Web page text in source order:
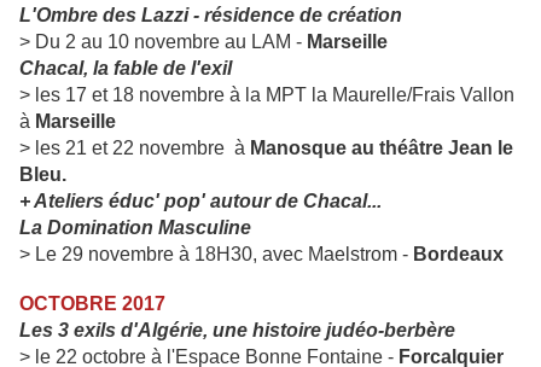
L'Ombre des Lazzi - résidence de création
> Du 2 au 10 novembre au LAM - Marseille
Chacal, la fable de l'exil
> les 17 et 18 novembre à la MPT la Maurelle/Frais Vallon
à Marseille
> les 21 et 22 novembre à Manosque au théâtre Jean le
Bleu.
+ Ateliers éduc' pop' autour de Chacal...
La Domination Masculine
> Le 29 novembre à 18H30, avec Maelstrom - Bordeaux
OCTOBRE 2017
Les 3 exils d'Algérie, une histoire judéo-berbère
> le 22 octobre à l'Espace Bonne Fontaine - Forcalquier